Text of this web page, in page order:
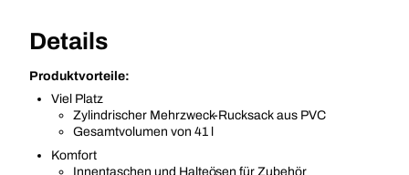
Details
Produktvorteile:
Viel Platz
Zylindrischer Mehrzweck-Rucksack aus PVC
Gesamtvolumen von 41 l
Komfort
Innentaschen und Halteösen für Zubehör